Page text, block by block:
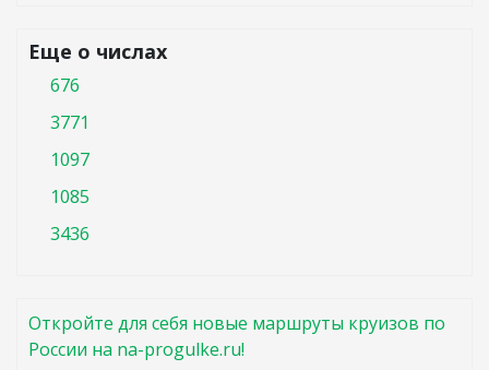
Еще о числах
676
3771
1097
1085
3436
Откройте для себя новые маршруты круизов по
России на na-progulke.ru!